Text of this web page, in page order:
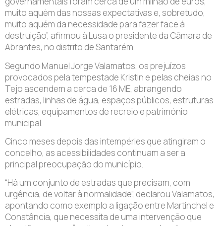
muito aquém das nossas expectativas e, sobretudo,
muito aquém da necessidade para fazer face à
destruição”, afirmou à Lusa o presidente da Câmara de
Abrantes, no distrito de Santarém.
Segundo Manuel Jorge Valamatos, os prejuízos
provocados pela tempestade Kristin e pelas cheias no
Tejo ascendem a cerca de 16 ME, abrangendo
estradas, linhas de água, espaços públicos, estruturas
elétricas, equipamentos de recreio e património
municipal.
Cinco meses depois das intempéries que atingiram o
concelho, as acessibilidades continuam a ser a
principal preocupação do município.
“Há um conjunto de estradas que precisam, com
urgência, de voltar à normalidade”, declarou Valamatos,
apontando como exemplo a ligação entre Martinchel e
Constância, que necessita de uma intervenção que